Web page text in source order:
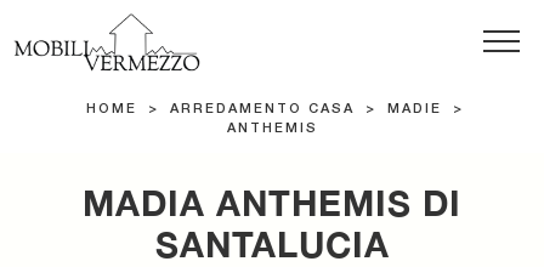
HOME > ARREDAMENTO CASA > MADIE
>
ANTHEMIS
MADIA ANTHEMIS DI
SANTALUCIA